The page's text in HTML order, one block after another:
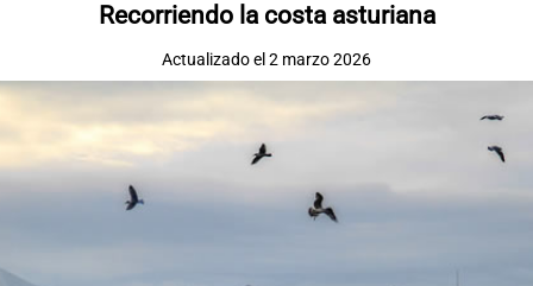
RESTAURANTES
TIENDA
AGENDA
Recorriendo la costa asturiana
Actualizado el 2 marzo 2026